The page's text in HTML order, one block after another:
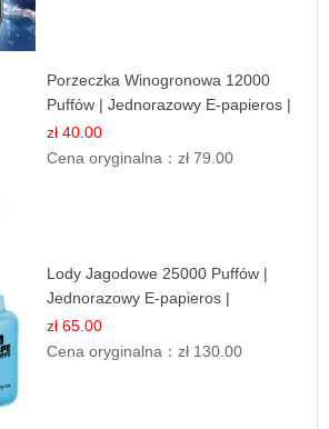
Porzeczka Winogronowa 12000
Puffów | Jednorazowy E-papieros |
Owocowy Miks
zł 40.00
Cena oryginalna：zł 79.00
Lody Jagodowe 25000 Puffów |
Jednorazowy E-papieros |
Deserowy Smak
zł 65.00
Cena oryginalna：zł 130.00